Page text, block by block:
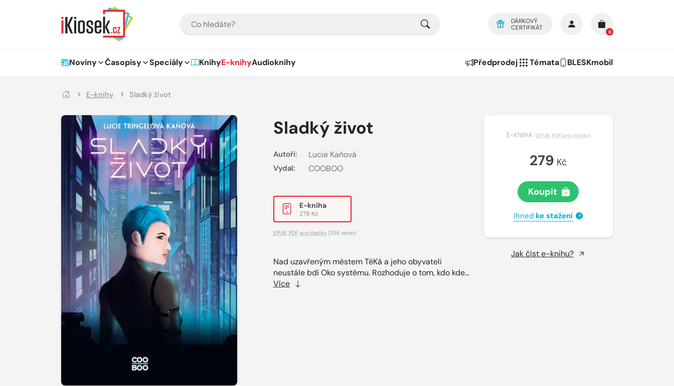
DÁRKOVÝ
CERTIFIKÁT
0
Hlavní navigace
Noviny Časopisy Speciály KnihyE-knihyAudioknihy Předprodej Témata BLESKmobil
E-knihy Sladký život
Sladký život
Autoři: Lucie Kaňová
Vydal: COOBOO
E-kniha
279 Kč
EPUB PDF pro čtečky(256 stran)
Nad uzavřeným městem TéKá a jeho obyvateli
neustále bdí Oko systému. Rozhoduje o tom, kdo kde...
Více
E-KNIHA (EPUB, PDF pro čtečky)
279 Kč
Koupit
Ihned ke stažení ?
Jak číst e-knihu?